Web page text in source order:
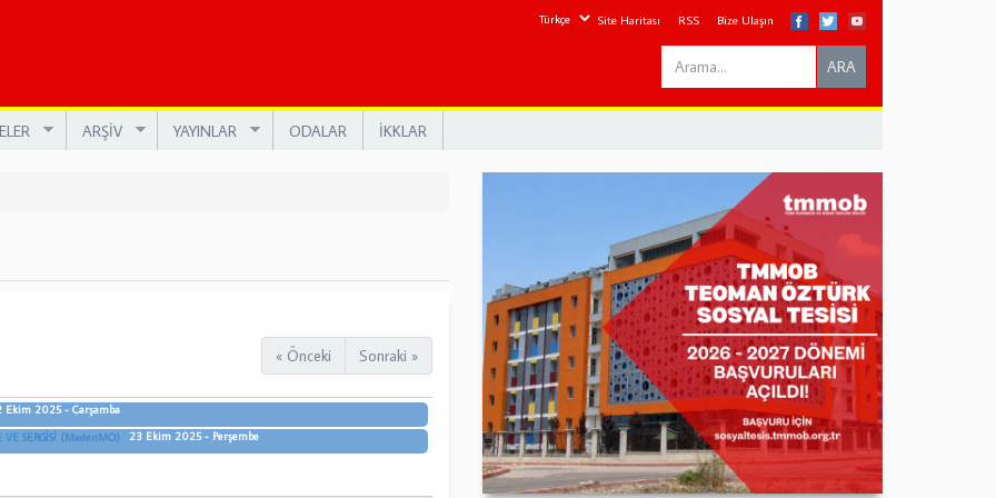
Site Haritası RSS Bize Ulaşın
Search
this
ARA
ARŞİV YAYINLAR ODALAR İKKLAR
« Önceki Sonraki »
Ekim 2025 - Çarşamba
VE SERGİSİ (MadenMO)
23 Ekim 2025 - Perşembe